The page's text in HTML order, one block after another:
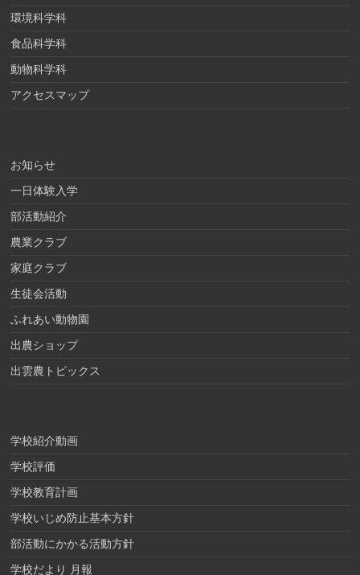
環境科学科
食品科学科
動物科学科
アクセスマップ
お知らせ
一日体験入学
部活動紹介
農業クラブ
家庭クラブ
生徒会活動
ふれあい動物園
出農ショップ
出雲農トピックス
学校紹介動画
学校評価
学校教育計画
学校いじめ防止基本方針
部活動にかかる活動方針
学校だより 月報